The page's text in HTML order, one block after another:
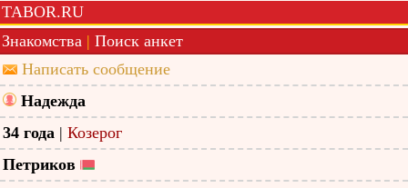
TABOR.RU
Знакомства | Поиск анкет
Написать сообщение
Надежда
34 года | Козерог
Петриков